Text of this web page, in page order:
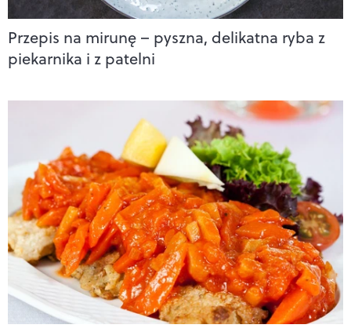
Przepis na mirunę – pyszna, delikatna ryba z
piekarnika i z patelni